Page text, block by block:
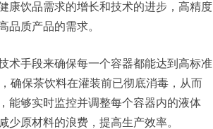
康饮品需求的增长和技术的进步，高精度
品质产品的需求。
术手段来确保每一个容器都能达到高标准
确保茶饮料在灌装前已彻底消毒，从而
能够实时监控并调整每个容器内的液体
原材料的浪费，提高生产效率。